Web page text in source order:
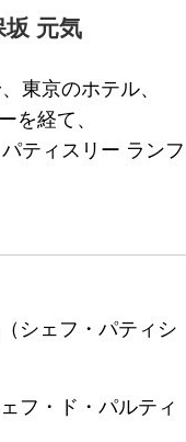
元気
東京のホテル、
を経て、
ティスリー ラン
シェフ・パティシ
フ・ド・パルティ